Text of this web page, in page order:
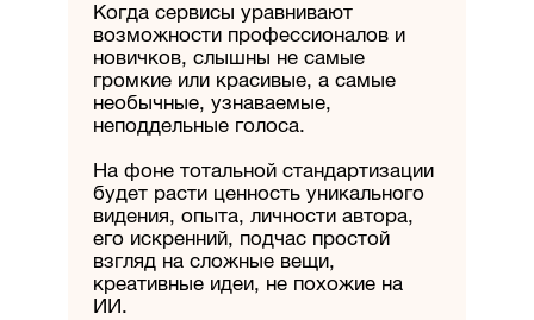
Когда сервисы уравнивают
возможности профессионалов и
новичков, слышны не самые
громкие или красивые, а самые
необычные, узнаваемые,
неподдельные голоса.
На фоне тотальной стандартизации
будет расти ценность уникального
видения, опыта, личности автора,
его искренний, подчас простой
взгляд на сложные вещи,
креативные идеи, не похожие на
ИИ.